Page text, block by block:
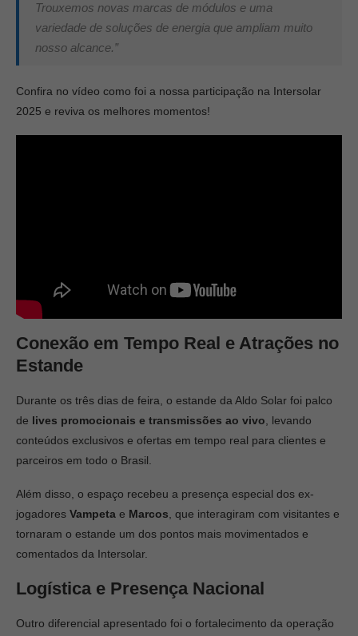
Trouxemos novas marcas de módulos e uma
variedade de soluções de energia que ampliam muito
nosso alcance.”
Confira no vídeo como foi a nossa participação na Intersolar
2025 e reviva os melhores momentos!
Conexão em Tempo Real e Atrações no
Estande
Durante os três dias de feira, o estande da Aldo Solar foi palco
de lives promocionais e transmissões ao vivo , levando
conteúdos exclusivos e ofertas em tempo real para clientes e
parceiros em todo o Brasil.
Além disso, o espaço recebeu a presença especial dos ex-
jogadores Vampeta e Marcos , que interagiram com visitantes e
tornaram o estande um dos pontos mais movimentados e
comentados da Intersolar.
Logística e Presença Nacional
Outro diferencial apresentado foi o fortalecimento da operação